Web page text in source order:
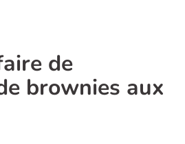
de
brownies aux